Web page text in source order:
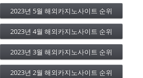
2023년 5월 해외카지노사이트 순위
2023년 4월 해외카지노사이트 순위
2023년 3월 해외카지노사이트 순위
2023년 2월 해외카지노사이트 순위